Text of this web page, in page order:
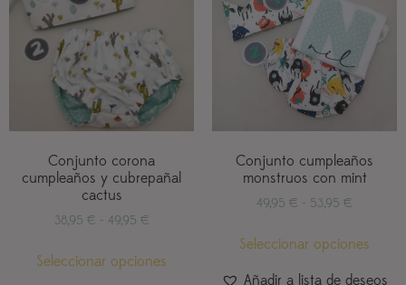
Conjunto corona
cumpleaños y cubrepañal
cactus
38,95 € - 49,95 €
Seleccionar opciones
Conjunto cumpleaños
monstruos con mint
49,95 € - 53,95 €
Seleccionar opciones
Añadir a lista de deseos